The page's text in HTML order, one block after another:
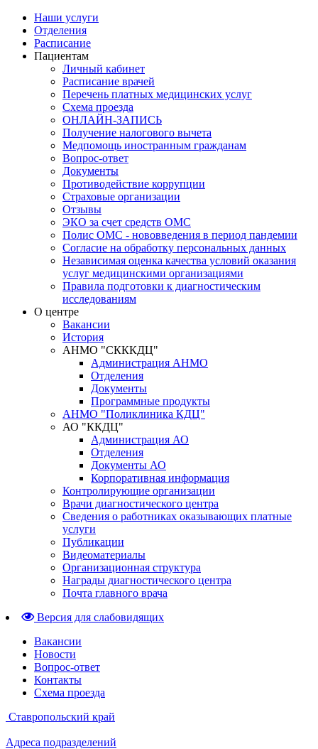
Наши услуги
Отделения
Расписание
Пациентам
Личный кабинет
Расписание врачей
Перечень платных медицинских услуг
Схема проезда
ОНЛАЙН-ЗАПИСЬ
Получение налогового вычета
Медпомощь иностранным гражданам
Вопрос-ответ
Документы
Противодействие коррупции
Страховые организации
Отзывы
ЭКО за счет средств ОМС
Полис ОМС - нововведения в период пандемии
Согласие на обработку персональных данных
Независимая оценка качества условий оказания
услуг медицинскими организациями
Правила подготовки к диагностическим
исследованиям
О центре
Вакансии
История
АНМО "СКККДЦ"
Администрация АНМО
Отделения
Документы
Программные продукты
АНМО "Поликлиника КДЦ"
АО "ККДЦ"
Администрация АО
Отделения
Документы АО
Корпоративная информация
Контролирующие организации
Врачи диагностического центра
Сведения о работниках оказывающих платные
услуги
Публикации
Видеоматериалы
Организационная структура
Награды диагностического центра
Почта главного врача
Версия для слабовидящих
Вакансии
Новости
Вопрос-ответ
Контакты
Схема проезда
Ставропольский край
Адреса подразделений